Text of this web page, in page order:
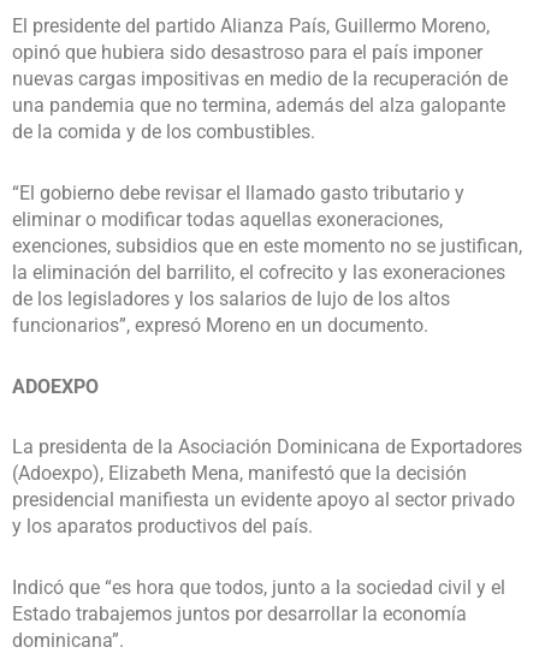
El presidente del partido Alianza País, Guillermo Moreno,
opinó que hubiera sido desastroso para el país imponer
nuevas cargas impositivas en medio de la recuperación de
una pandemia que no termina, además del alza galopante
de la comida y de los combustibles.
“El gobierno debe revisar el llamado gasto tributario y
eliminar o modificar todas aquellas exoneraciones,
exenciones, subsidios que en este momento no se justifican,
la eliminación del barrilito, el cofrecito y las exoneraciones
de los legisladores y los salarios de lujo de los altos
funcionarios”, expresó Moreno en un documento.
ADOEXPO
La presidenta de la Asociación Dominicana de Exportadores
(Adoexpo), Elizabeth Mena, manifestó que la decisión
presidencial manifiesta un evidente apoyo al sector privado
y los aparatos productivos del país.
Indicó que “es hora que todos, junto a la sociedad civil y el
Estado trabajemos juntos por desarrollar la economía
dominicana”.